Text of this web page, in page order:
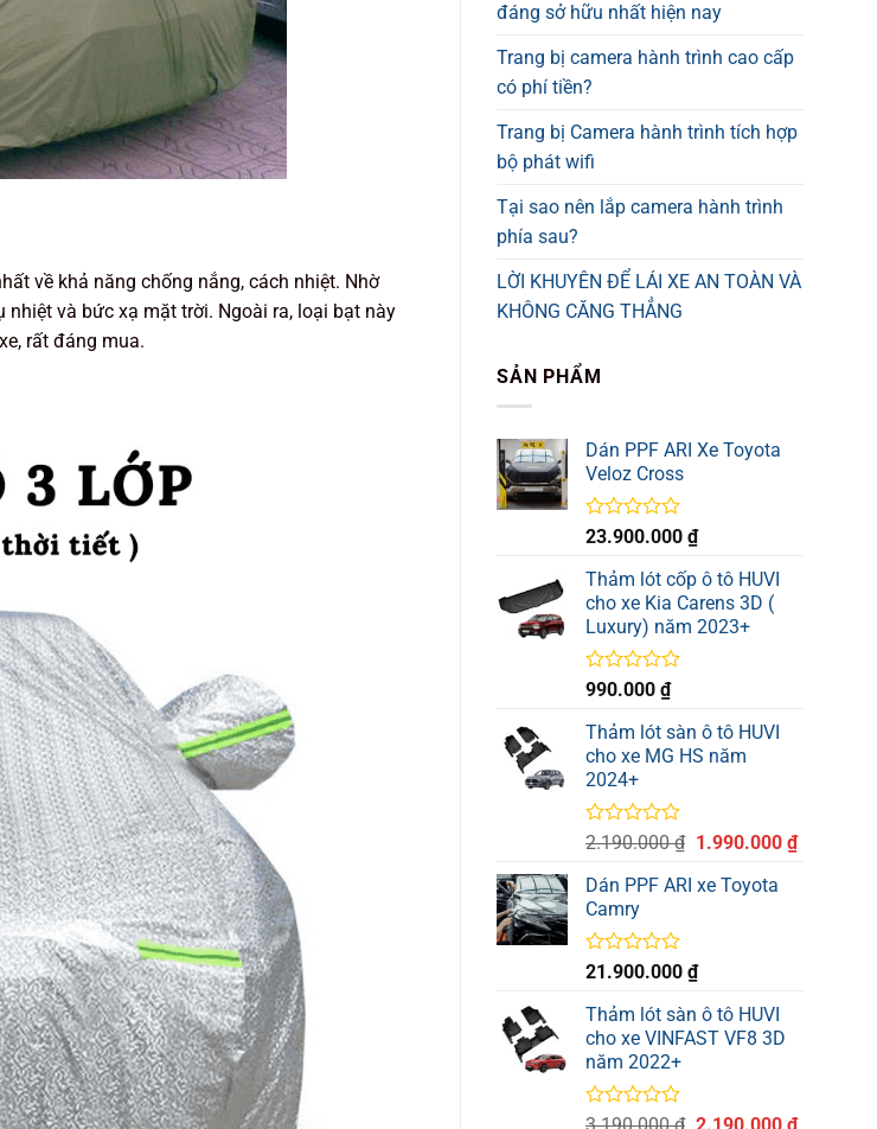
về khả năng chống nắng, cách nhiệt. Nhờ
và bức xạ mặt trời. Ngoài ra, loại bạt này
rất đáng mua.
đáng sở hữu nhất hiện nay
Trang bị camera hành trình cao cấp
có phí tiền?
Trang bị Camera hành trình tích hợp
bộ phát wifi
Tại sao nên lắp camera hành trình
phía sau?
LỜI KHUYÊN ĐỂ LÁI XE AN TOÀN VÀ
KHÔNG CĂNG THẲNG
SẢN PHẨM
Dán PPF ARI Xe Toyota
Veloz Cross
Được
hạng
0
5
sao
23.900.000 ₫
Thảm lót cốp ô tô HUVI
cho xe Kia Carens 3D (
Luxury) năm 2023+
Được
hạng
0
5
sao
990.000 ₫
Thảm lót sàn ô tô HUVI
cho xe MG HS năm
2024+
Được
hạng
0
5
sao
2.190.000₫ Giá
là:
1.990.000 ₫Giá
Dán PPF ARI xe Toyota
Camry
Được
hạng
0
5
sao
21.900.000 ₫
Thảm lót sàn ô tô HUVI
cho xe VINFAST VF8 3D
năm 2022+
Được
Giá
Giá